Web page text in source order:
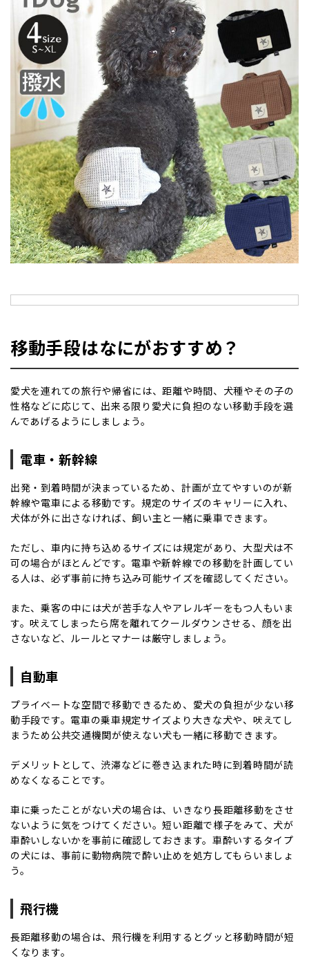
移動手段はなにがおすすめ？
愛犬を連れての旅行や帰省には、距離や時間、犬種やその子の
性格などに応じて、出来る限り愛犬に負担のない移動手段を選
んであげるようにしましょう。
電車・新幹線
出発・到着時間が決まっているため、計画が立てやすいのが新
幹線や電車による移動です。規定のサイズのキャリーに入れ、
犬体が外に出さなければ、飼い主と一緒に乗車できます。
ただし、車内に持ち込めるサイズには規定があり、大型犬は不
可の場合がほとんどです。電車や新幹線での移動を計画してい
る人は、必ず事前に持ち込み可能サイズを確認してください。
また、乗客の中には犬が苦手な人やアレルギーをもつ人もいま
す。吠えてしまったら席を離れてクールダウンさせる、顔を出
さないなど、ルールとマナーは厳守しましょう。
自動車
プライベートな空間で移動できるため、愛犬の負担が少ない移
動手段です。電車の乗車規定サイズより大きな犬や、吠えてし
まうため公共交通機関が使えない犬も一緒に移動できます。
デメリットとして、渋滞などに巻き込まれた時に到着時間が読
めなくなることです。
車に乗ったことがない犬の場合は、いきなり長距離移動をさせ
ないように気をつけてください。短い距離で様子をみて、犬が
車酔いしないかを事前に確認しておきます。車酔いするタイプ
の犬には、事前に動物病院で酔い止めを処方してもらいましょ
う。
飛行機
長距離移動の場合は、飛行機を利用するとグッと移動時間が短
くなります。